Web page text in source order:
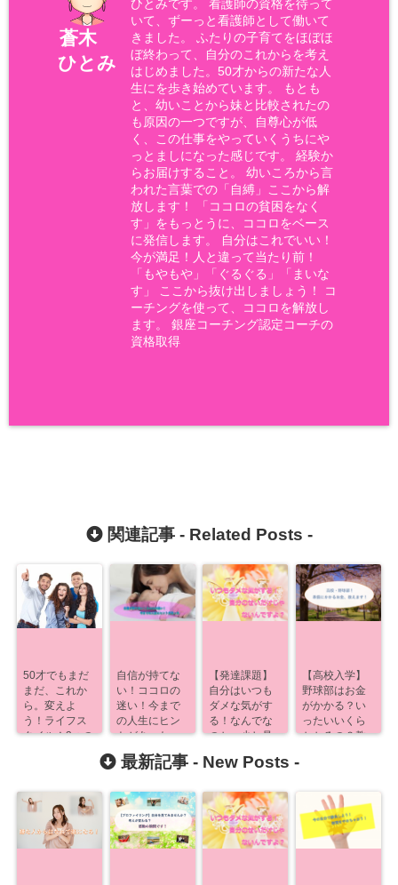
蒼木
ひとみ
ひとみです。 看護師の資格を待って
いて、ずーっと看護師として働いて
きました。 ふたりの子育てをほぼほ
ぼ終わって、自分のこれからを考え
はじめました。50才からの新たな人
生にを歩き始めています。 もとも
と、幼いことから妹と比較されたの
も原因の一つですが、自尊心が低
く、この仕事をやっていくうちにや
っとましになった感じです。 経験か
らお届けすること。 幼いころから言
われた言葉での「自縛」ここから解
放します！ 「ココロの貧困をなく
す」をもっとうに、ココロをベース
に発信します。 自分はこれでいい！
今が満足！人と違って当たり前！
「もやもや」「ぐるぐる」「まいな
す」 ここから抜け出しましょう！ コ
ーチングを使って、ココロを解放し
ます。 銀座コーチング認定コーチの
資格取得
関連記事 - Related Posts -
50才でもまだ
まだ、これか
ら。変えよ
う！ライフス
タイル！3つの
自信が持てな
い！ココロの
迷い！今まで
の人生にヒン
トがあった
【発達課題】
【発達課題】
自分はいつも
ダメな気がす
る！なんでな
のか、少し見
【高校入学】
野球部はお金
がかかる？い
ったいいくら
かかるの？教
最新記事 - New Posts -